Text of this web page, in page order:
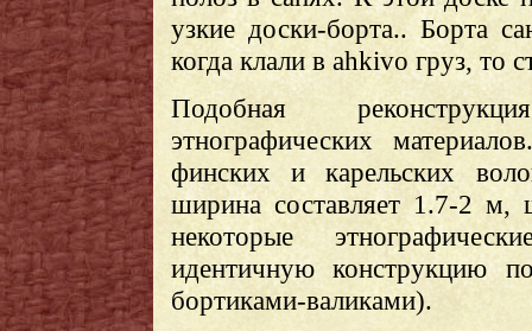
узкие доски-борта.. Борта
когда клали в ahkivo груз, то
Подобная
этнографических
финских и карельских
ширина составляет 1.7-2
некоторые
идентичную конструкцию
бортиками-валиками).